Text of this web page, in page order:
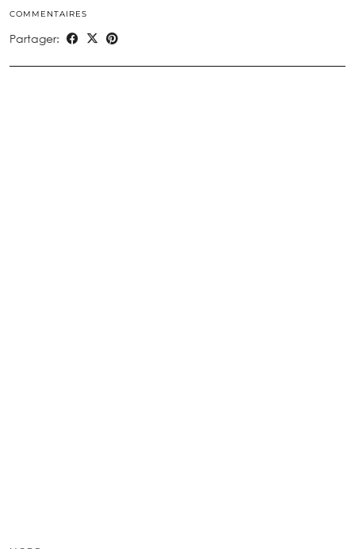
COMMENTAIRES
Partager: